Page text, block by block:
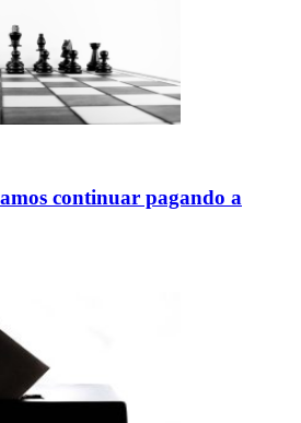
continuar pagando a